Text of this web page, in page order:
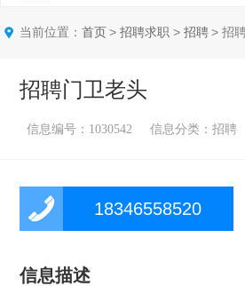
当前位置： 首页 > 招聘求职 > 招聘 > 招
招聘门卫老头
信息编号：1030542 信息分类：招聘
18346558520
信息描述